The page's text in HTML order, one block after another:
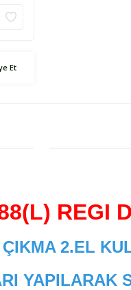
Et
REGI
2.EL
YAPILARAK